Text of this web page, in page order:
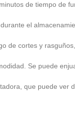
de tiempo de
el
de cortes y
Se puede
que puede